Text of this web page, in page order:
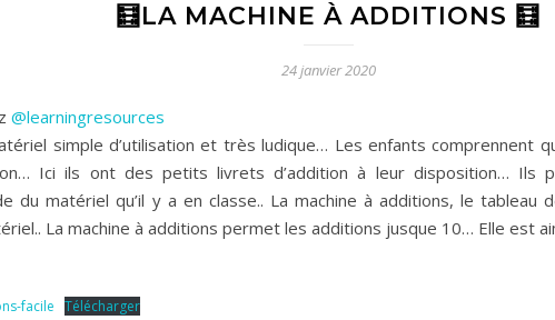
🧮LA MACHINE À ADDITIONS 🧮
24 janvier 2020
@learningresources
simple d’utilisation et très ludique… Les enfants comprennent
Ici ils ont des petits livrets d’addition à leur disposition… Ils
du matériel qu’il y a en classe.. La machine à additions, le tableau
La machine à additions permet les additions jusque 10… Elle est
facile Télécharger